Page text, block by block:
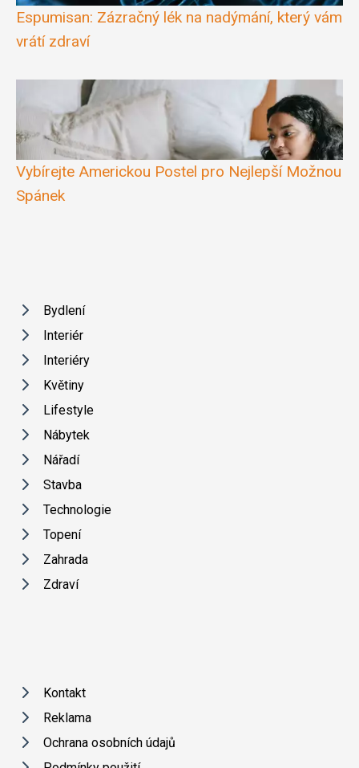
Espumisan: Zázračný lék na nadýmání, který vám
vrátí zdraví
Vybírejte Americkou Postel pro Nejlepší Možnou
Spánek
Bydlení
Interiér
Interiéry
Květiny
Lifestyle
Nábytek
Nářadí
Stavba
Technologie
Topení
Zahrada
Zdraví
Kontakt
Reklama
Ochrana osobních údajů